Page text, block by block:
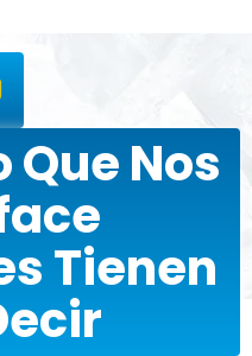
Que Nos
Tienen